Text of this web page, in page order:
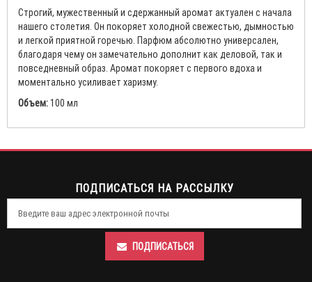
Строгий, мужественный и сдержанный аромат актуален с начала
нашего столетия. Он покоряет холодной свежестью, дымностью
и легкой приятной горечью. Парфюм абсолютно универсален,
благодаря чему он замечательно дополнит как деловой, так и
повседневный образ. Аромат покоряет с первого вдоха и
моментально усиливает харизму.
Объем:100 мл
ПОДПИСАТЬСЯ НА РАССЫЛКУ
ПОДПИСАТЬСЯ